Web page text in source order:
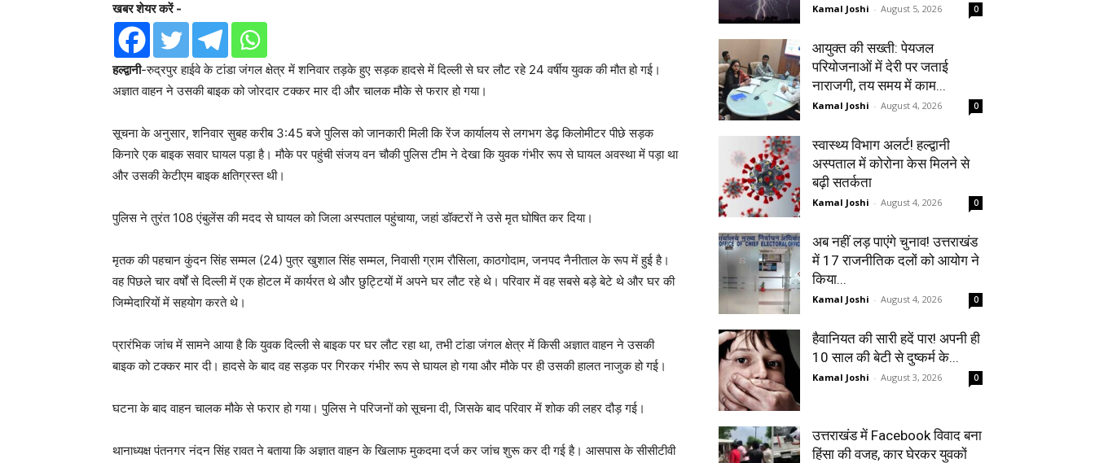
खबर शेयर करें -
हल्द्वानी-रुद्रपुर हाईवे के टांडा जंगल क्षेत्र में शनिवार तड़के हुए सड़क हादसे में दिल्ली से घर लौट रहे 24 वर्षीय युवक की मौत हो गई।
अज्ञात वाहन ने उसकी बाइक को जोरदार टक्कर मार दी और चालक मौके से फरार हो गया।
सूचना के अनुसार, शनिवार सुबह करीब 3:45 बजे पुलिस को जानकारी मिली कि रेंज कार्यालय से लगभग डेढ़ किलोमीटर पीछे सड़क
किनारे एक बाइक सवार घायल पड़ा है। मौके पर पहुंची संजय वन चौकी पुलिस टीम ने देखा कि युवक गंभीर रूप से घायल अवस्था में पड़ा था
और उसकी केटीएम बाइक क्षतिग्रस्त थी।
पुलिस ने तुरंत 108 एंबुलेंस की मदद से घायल को जिला अस्पताल पहुंचाया, जहां डॉक्टरों ने उसे मृत घोषित कर दिया।
मृतक की पहचान कुंदन सिंह सम्मल (24) पुत्र खुशाल सिंह सम्मल, निवासी ग्राम रौसिला, काठगोदाम, जनपद नैनीताल के रूप में हुई है।
वह पिछले चार वर्षों से दिल्ली में एक होटल में कार्यरत थे और छुट्टियों में अपने घर लौट रहे थे। परिवार में वह सबसे बड़े बेटे थे और घर की
जिम्मेदारियों में सहयोग करते थे।
प्रारंभिक जांच में सामने आया है कि युवक दिल्ली से बाइक पर घर लौट रहा था, तभी टांडा जंगल क्षेत्र में किसी अज्ञात वाहन ने उसकी
बाइक को टक्कर मार दी। हादसे के बाद वह सड़क पर गिरकर गंभीर रूप से घायल हो गया और मौके पर ही उसकी हालत नाजुक हो गई।
घटना के बाद वाहन चालक मौके से फरार हो गया। पुलिस ने परिजनों को सूचना दी, जिसके बाद परिवार में शोक की लहर दौड़ गई।
थानाध्यक्ष पंतनगर नंदन सिंह रावत ने बताया कि अज्ञात वाहन के खिलाफ मुकदमा दर्ज कर जांच शुरू कर दी गई है। आसपास के सीसीटीवी
Kamal Joshi - August 5, 2026 0
आयुक्त की सख्ती: पेयजल
परियोजनाओं में देरी पर जताई
नाराजगी, तय समय में काम...
Kamal Joshi - August 4, 2026 0
स्वास्थ्य विभाग अलर्ट! हल्द्वानी
अस्पताल में कोरोना केस मिलने से
बढ़ी सतर्कता
Kamal Joshi - August 4, 2026 0
अब नहीं लड़ पाएंगे चुनाव! उत्तराखंड
में 17 राजनीतिक दलों को आयोग ने
किया...
Kamal Joshi - August 4, 2026 0
हैवानियत की सारी हदें पार! अपनी ही
10 साल की बेटी से दुष्कर्म के...
Kamal Joshi - August 3, 2026 0
उत्तराखंड में Facebook विवाद बना
हिंसा की वजह, कार घेरकर युवकों